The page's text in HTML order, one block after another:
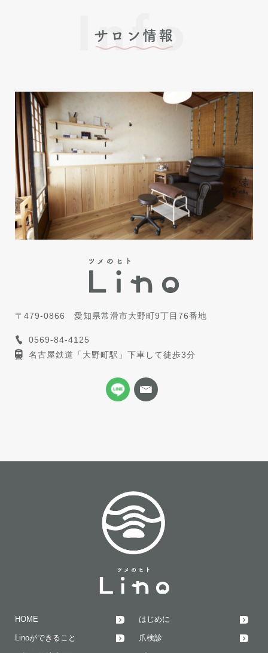
サロン情報
Info
〒479-0866 愛知県常滑市大野町9丁目76番地
0569-84-4125
名古屋鉄道「大野町駅」下車して徒歩3分
HOME はじめに
Linoができること 爪検診